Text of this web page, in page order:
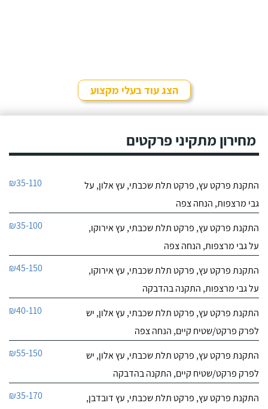
הצג עוד בעלי מקצוע
מחירון מתקיני פרקטים
התקנת פרקט עץ, פרקט תלת שכבתי, עץ אלון, על
גבי מרצפות, הנחה צפה
₪35-110
התקנת פרקט עץ, פרקט תלת שכבתי, עץ אירוקו,
על גבי מרצפות, הנחה צפה
₪35-100
התקנת פרקט עץ, פרקט תלת שכבתי, עץ אירוקו,
על גבי מרצפות, התקנה בהדבקה
₪45-150
התקנת פרקט עץ, פרקט תלת שכבתי, עץ אלון, יש
לפרק פרקט/שטיח קיים, הנחה צפה
₪40-110
התקנת פרקט עץ, פרקט תלת שכבתי, עץ אלון, יש
לפרק פרקט/שטיח קיים, התקנה בהדבקה
₪55-150
התקנת פרקט עץ, פרקט תלת שכבתי, עץ דובדבן,
₪35-170